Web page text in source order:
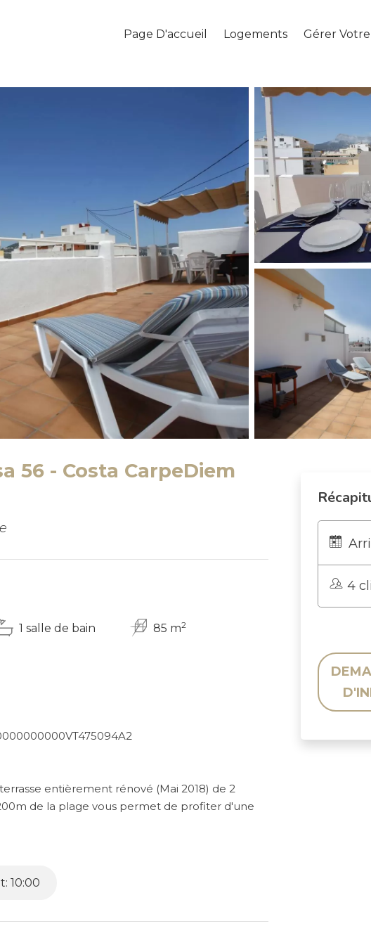
Page D'accueil Logements Gérer
56 - Costa CarpeDiem
1 salle de bain 85 m2
entièrement rénové (Mai 2018) de 2
de la plage vous permet de profiter d'une
pour un séjour agréable qui inclue clim,
10:00
4